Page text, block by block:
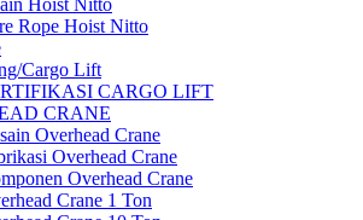
Hoist Nitto
Rope Hoist Nitto
Cargo Lift
CARGO LIFT
CRANE
Overhead Crane
Overhead Crane
Overhead Crane
Crane 1 Ton